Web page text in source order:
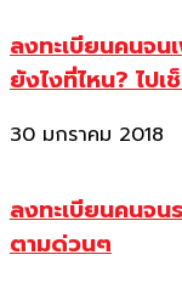
ลงทะเบียนคนจน
ยังไงที่ไหน? ไปเ
30 มกราคม 2018
ลงทะเบียนคนจน
ตามด่วนๆ